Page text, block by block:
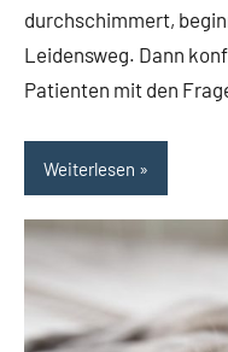
durchschimmert,
Leidensweg. Dann
Patienten mit den
Weiterlesen